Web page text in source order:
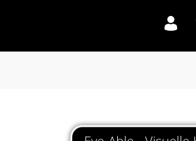
Suchen